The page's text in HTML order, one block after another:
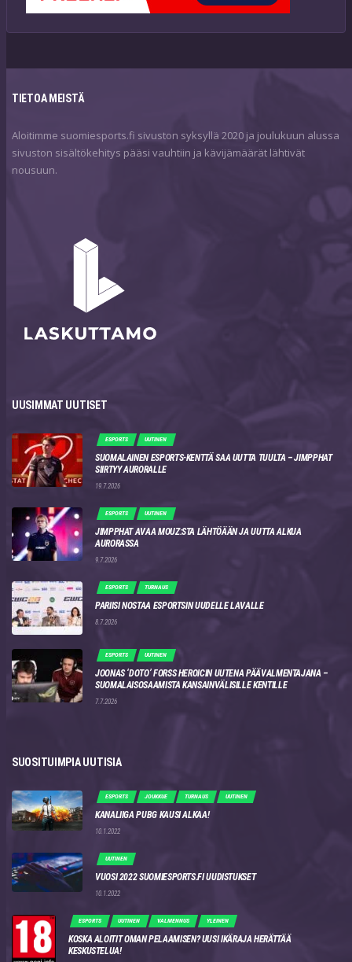
TIETOA MEISTÄ
Aloitimme suomiesports.fi sivuston syksyllä 2020 ja joulukuun alussa
sivuston sisältökehitys pääsi vauhtiin ja kävijämäärät lähtivät
nousuun.
UUSIMMAT UUTISET
ESPORTS UUTINEN
SUOMALAINEN ESPORTS-KENTTÄ SAA UUTTA TUULTA – JIMPPHAT
SIIRTYY AURORALLE
19.7.2026
ESPORTS UUTINEN
JIMPPHAT AVAA MOUZ:STA LÄHTÖÄÄN JA UUTTA ALKUA
AURORASSA
9.7.2026
ESPORTS TURNAUS
PARIISI NOSTAA ESPORTSIN UUDELLE LAVALLE
8.7.2026
ESPORTS UUTINEN
JOONAS ‘DOTO’ FORSS HEROICIN UUTENA PÄÄVALMENTAJANA –
SUOMALAISOSAAMISTA KANSAINVÄLISILLE KENTILLE
7.7.2026
SUOSITUIMPIA UUTISIA
ESPORTS JOUKKUE TURNAUS UUTINEN
KANALIIGA PUBG KAUSI ALKAA!
10.1.2022
UUTINEN
VUOSI 2022 SUOMIESPORTS.FI UUDISTUKSET
10.1.2022
ESPORTS UUTINEN VALMENNUS YLEINEN
KOSKA ALOITIT OMAN PELAAMISEN? UUSI IKÄRAJA HERÄTTÄÄ
KESKUSTELUA!